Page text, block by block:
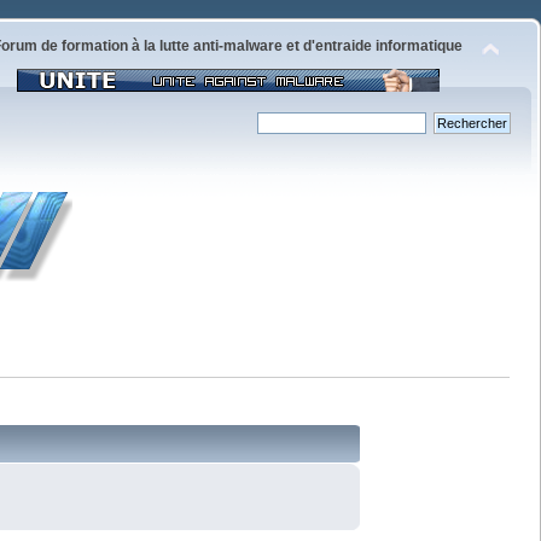
de formation à la lutte anti-malware et d'entraide informatique